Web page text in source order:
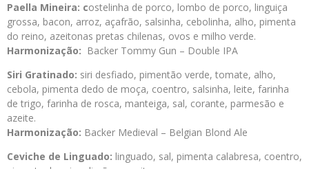
Paella Mineira: costelinha de porco, lombo de porco, linguiça
grossa, bacon, arroz, açafrão, salsinha, cebolinha, alho, pimenta
do reino, azeitonas pretas chilenas, ovos e milho verde.
Harmonização: Backer Tommy Gun – Double IPA
Siri Gratinado: siri desfiado, pimentão verde, tomate, alho,
cebola, pimenta dedo de moça, coentro, salsinha, leite, farinha
de trigo, farinha de rosca, manteiga, sal, corante, parmesão e
azeite.
Harmonização: Backer Medieval – Belgian Blond Ale
Ceviche de Linguado: linguado, sal, pimenta calabresa, coentro,